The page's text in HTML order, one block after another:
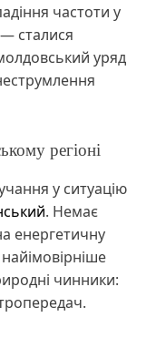
частоти у
сталися
уряд
регіоні
у ситуацію
. Немає
енергетичну
чинники: